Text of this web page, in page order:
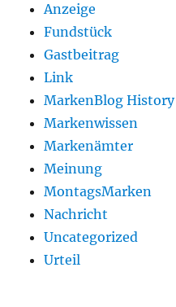
Anzeige
Fundstück
Gastbeitrag
Link
MarkenBlog History
Markenwissen
Markenämter
Meinung
MontagsMarken
Nachricht
Uncategorized
Urteil